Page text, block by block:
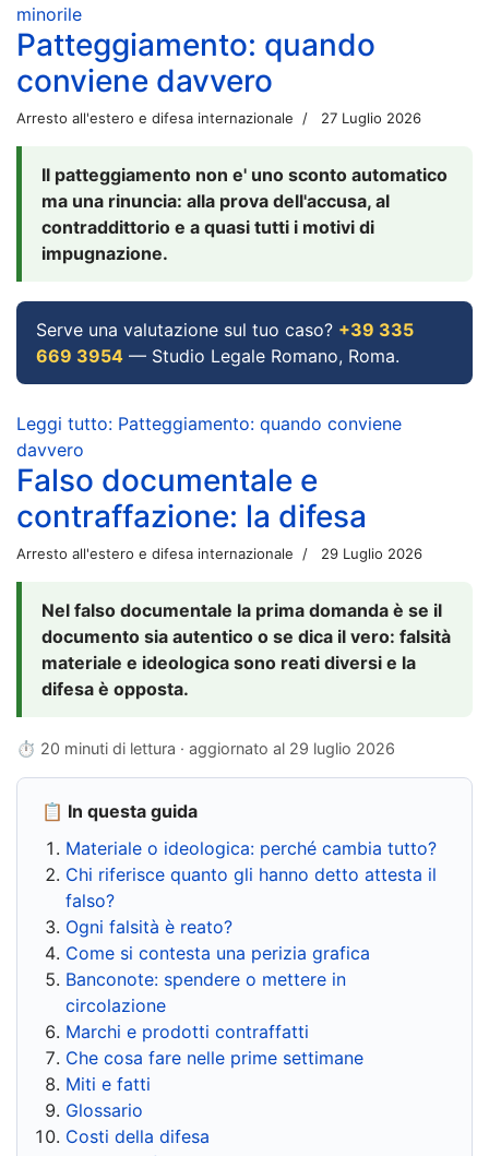
minorile
Patteggiamento: quando
conviene davvero
Arresto all'estero e difesa internazionale 27 Luglio 2026
Il patteggiamento non e' uno sconto automatico
ma una rinuncia: alla prova dell'accusa, al
contraddittorio e a quasi tutti i motivi di
impugnazione.
Serve una valutazione sul tuo caso? +39 335
669 3954 — Studio Legale Romano, Roma.
Leggi tutto: Patteggiamento: quando conviene
davvero
Falso documentale e
contraffazione: la difesa
Arresto all'estero e difesa internazionale 29 Luglio 2026
Nel falso documentale la prima domanda è se il
documento sia autentico o se dica il vero: falsità
materiale e ideologica sono reati diversi e la
difesa è opposta.
⏱ 20 minuti di lettura · aggiornato al 29 luglio 2026
📋 In questa guida
Materiale o ideologica: perché cambia tutto?
Chi riferisce quanto gli hanno detto attesta il
falso?
Ogni falsità è reato?
Come si contesta una perizia grafica
Banconote: spendere o mettere in
circolazione
Marchi e prodotti contraffatti
Che cosa fare nelle prime settimane
Miti e fatti
Glossario
Costi della difesa